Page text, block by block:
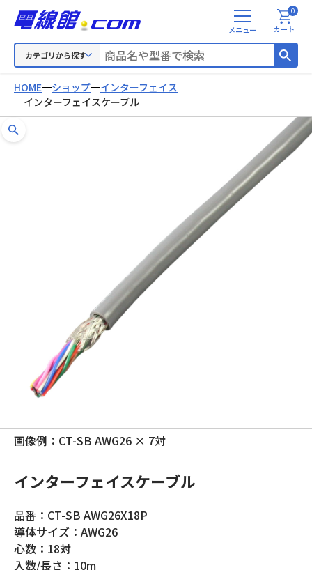
カテゴリから探す
メ
ニ
カート
0
HOME ショップ
インターフェイス
インターフェイスケーブル
画像例：CT-SB AWG26 × 7対
インターフェイスケーブル
品番：CT-SB AWG26X18P
導体サイズ：AWG26
心数：18対
入数/長さ：10m